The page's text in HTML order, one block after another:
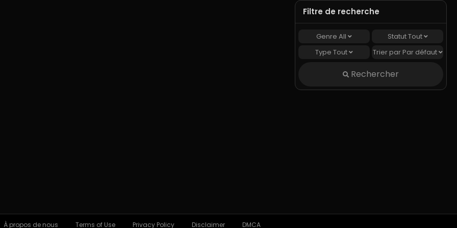
Filtre de recherche
GenreAll StatutTout
TypeTout Trier par Par défaut
Rechercher
À propos de nous Terms of Use Privacy Policy Disclaimer DMCA